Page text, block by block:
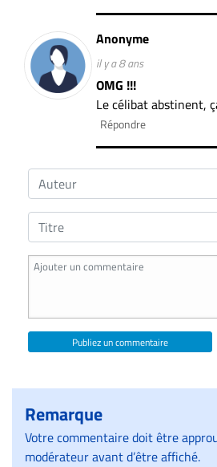
Anonyme
il y a 8 ans
OMG !!!
Le célibat abstinent,
Répondre
Publiez un commentaire
Remarque
Votre commentaire doit être
modérateur avant d’être affiché.